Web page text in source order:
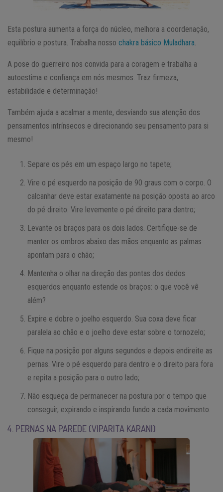
Esta postura aumenta a força do núcleo, melhora a coordenação,
equilíbrio e postura. Trabalha nosso chakra básico Muladhara.
A pose do guerreiro nos convida para a coragem e trabalha a
autoestima e confiança em nós mesmos. Traz firmeza,
estabilidade e determinação!
Também ajuda a acalmar a mente, desviando sua atenção dos
pensamentos intrínsecos e direcionando seu pensamento para si
mesmo!
Separe os pés em um espaço largo no tapete;
Vire o pé esquerdo na posição de 90 graus com o corpo. O
calcanhar deve estar exatamente na posição oposta ao arco
do pé direito. Vire levemente o pé direito para dentro;
Levante os braços para os dois lados. Certifique-se de
manter os ombros abaixo das mãos enquanto as palmas
apontam para o chão;
Mantenha o olhar na direção das pontas dos dedos
esquerdos enquanto estende os braços: o que você vê
além?
Expire e dobre o joelho esquerdo. Sua coxa deve ficar
paralela ao chão e o joelho deve estar sobre o tornozelo;
Fique na posição por alguns segundos e depois endireite as
pernas. Vire o pé esquerdo para dentro e o direito para fora
e repita a posição para o outro lado;
Não esqueça de permanecer na postura por o tempo que
conseguir, expirando e inspirando fundo a cada movimento.
4. PERNAS NA PAREDE (VIPARITA KARANI)